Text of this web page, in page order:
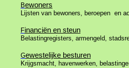
Bewoners
Lijsten van bewoners, beroepen en
Financiën en steun
Belastingregisters, armengeld,
Gewestelijke besturen
Krijgsmacht, havenwerken,